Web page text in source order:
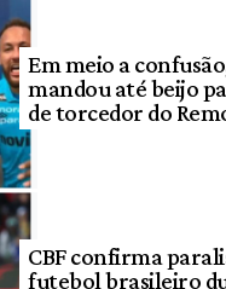
Em meio a
mandou até beijo
de torcedor do
CBF confirma
futebol brasileiro